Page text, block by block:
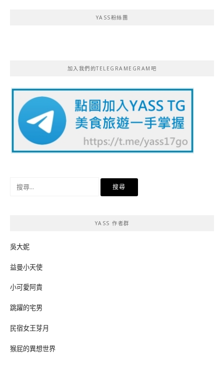
YASS粉絲團
加入我們的TELEGRAMEGRAM吧
YASS 作者群
吳大妮
益曼小天使
小可愛阿貴
跳躍的宅男
民宿女王芽月
猴屁的異想世界